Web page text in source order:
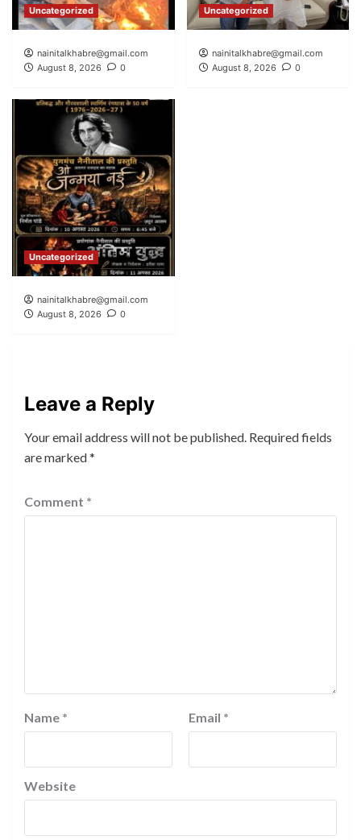
Uncategorized
nainitalkhabre@gmail.com
August 8, 2026
0
Uncategorized
nainitalkhabre@gmail.com
August 8, 2026
0
Uncategorized
nainitalkhabre@gmail.com
August 8, 2026
0
Leave a Reply
Your email address will not be published. Required fields
are marked*
Comment *
Name * Email *
Website